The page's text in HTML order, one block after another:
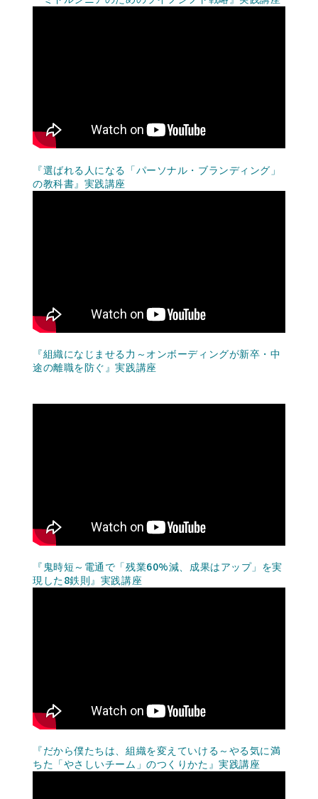
『選ばれる人になる「パーソナル・ブランディング」
の教科書』実践講座
『組織になじませる力～オンボーディングが新卒・中
途の離職を防ぐ』実践講座
『鬼時短～電通で「残業60%減、成果はアップ」を実
現した8鉄則』実践講座
『だから僕たちは、組織を変えていける～やる気に満
ちた「やさしいチーム」のつくりかた』実践講座